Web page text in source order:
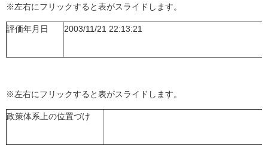
※左右にフリックすると表がスライドします。
評価年月日 2003/11/21 22:13:21
※左右にフリックすると表がスライドします。
政策体系上の位置づけ